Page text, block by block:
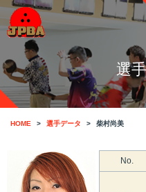
選
HOME 選手データ 柴村尚美
No.